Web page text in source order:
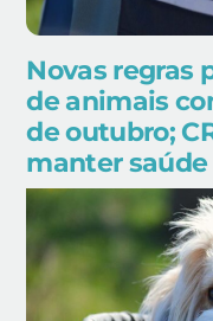
Novas regras
de animais
de outubro;
manter